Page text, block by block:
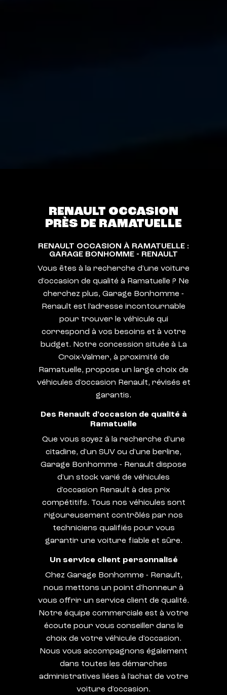
RENAULT OCCASION
PRÈS DE RAMATUELLE
RENAULT OCCASION À RAMATUELLE :
GARAGE BONHOMME - RENAULT
Vous êtes à la recherche d'une voiture
d'occasion de qualité à Ramatuelle ? Ne
cherchez plus, Garage Bonhomme -
Renault est l'adresse incontournable
pour trouver le véhicule qui
correspond à vos besoins et à votre
budget. Notre concession située à La
Croix-Valmer, à proximité de
Ramatuelle, propose un large choix de
véhicules d'occasion Renault, révisés et
garantis.
Des Renault d'occasion de qualité à
Ramatuelle
Que vous soyez à la recherche d'une
citadine, d'un SUV ou d'une berline,
Garage Bonhomme - Renault dispose
d'un stock varié de véhicules
d'occasion Renault à des prix
compétitifs. Tous nos véhicules sont
rigoureusement contrôlés par nos
techniciens qualifiés pour vous
garantir une voiture fiable et sûre.
Un service client personnalisé
Chez Garage Bonhomme - Renault,
nous mettons un point d'honneur à
vous offrir un service client de qualité.
Notre équipe commerciale est à votre
écoute pour vous conseiller dans le
choix de votre véhicule d'occasion.
Nous vous accompagnons également
dans toutes les démarches
administratives liées à l'achat de votre
voiture d'occasion.